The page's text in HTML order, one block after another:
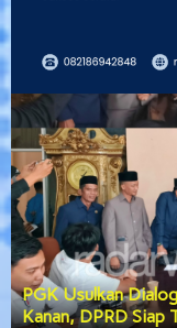
PGK Usulkan
Kanan, DPRD Siap